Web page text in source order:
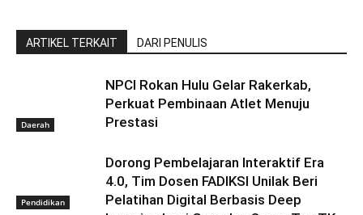
ARTIKEL TERKAIT DARI PENULIS
Daerah
NPCI Rokan Hulu Gelar Rakerkab,
Perkuat Pembinaan Atlet Menuju
Prestasi
Pendidikan
Dorong Pembelajaran Interaktif Era
4.0, Tim Dosen FADIKSI Unilak Beri
Pelatihan Digital Berbasis Deep